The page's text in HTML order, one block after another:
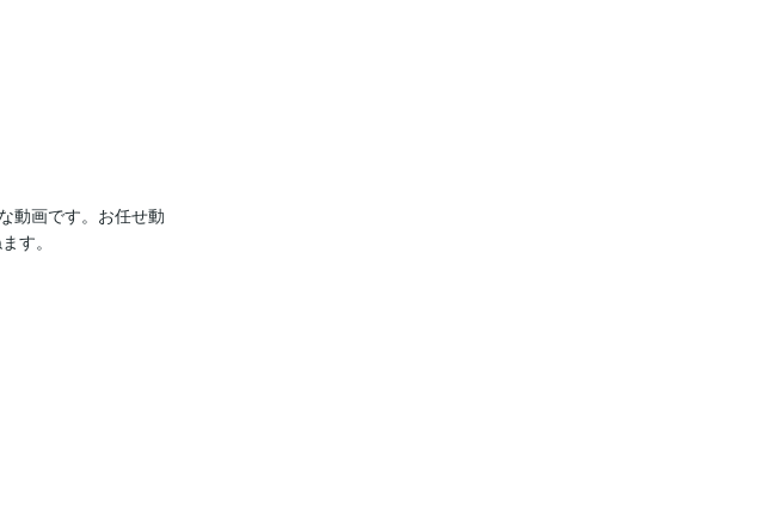
動画です。お任せ動
す。